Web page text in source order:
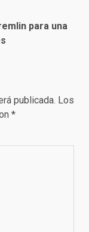
para una
publicada. Los
*